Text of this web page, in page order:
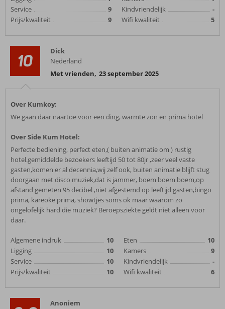
Service
9
Prijs/kwaliteit
9
Kindvriendelijk
-
Wifi kwaliteit
5
10
Dick
Nederland
Met vrienden, 23 september 2025
Over Kumkoy:
We gaan daar naartoe voor een ding, warmte zon en prima hotel
Over Side Kum Hotel:
Perfecte bediening, perfect eten,( buiten animatie om ) rustig
hotel.gemiddelde bezoekers leeftijd 50 tot 80jr ,zeer veel vaste
gasten,komen er al decennia,wij zelf ook, buiten animatie blijft stug
doorgaan met disco muziek,dat is jammer, boem boem boem,op
afstand gemeten 95 decibel ,niet afgestemd op leeftijd gasten,bingo
prima, kareoke prima, showtjes soms ok maar waarom zo
ongelofelijk hard die muziek? Beroepsziekte geldt niet alleen voor
daar.
Algemene indruk
10
Ligging
10
Service
10
Prijs/kwaliteit
10
Eten
10
Kamers
9
Kindvriendelijk
-
Wifi kwaliteit
6
Anoniem